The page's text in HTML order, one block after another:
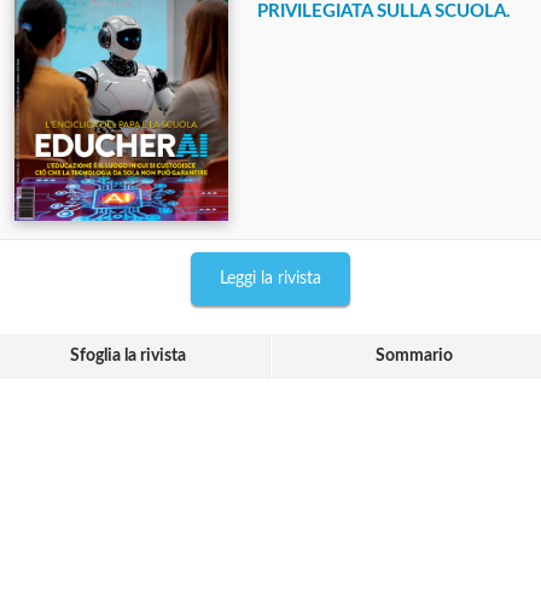
PRIVILEGIATA SULLA SCUOLA.
Leggi la rivista
Sfoglia la rivista Sommario